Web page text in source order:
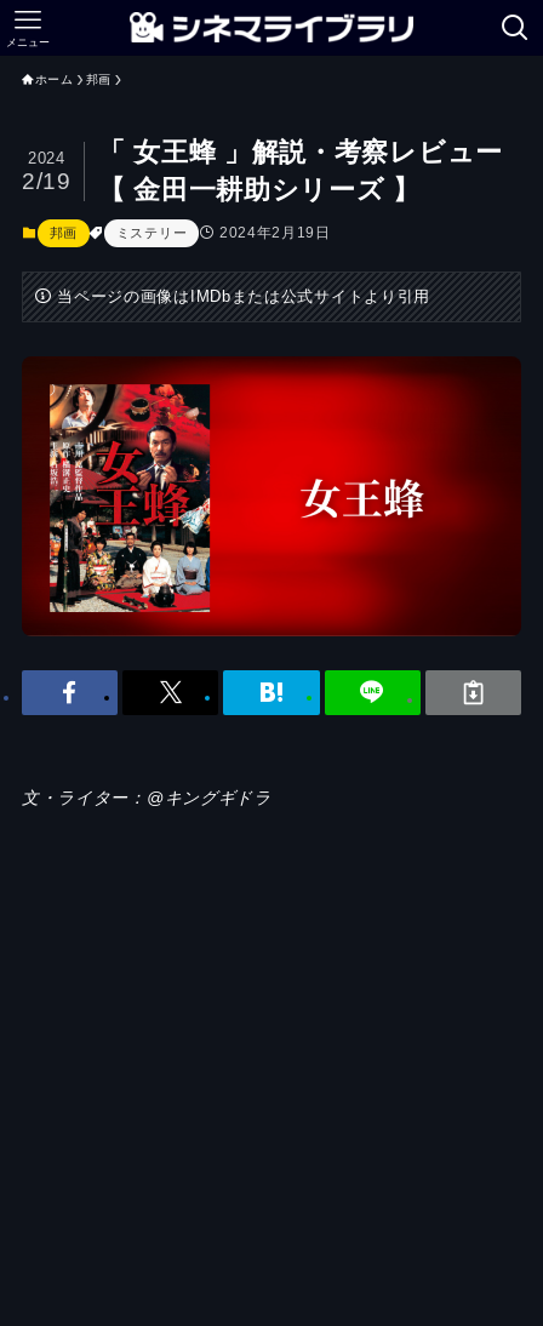
メニュー
ホーム 邦画
「 女王蜂 」解説・考察レビュー
【 金田一耕助シリーズ 】
2024
2/19
邦画 ミステリー 2024年2月19日
当ページの画像はIMDbまたは公式サイトより引用
文・ライター：@キングギドラ